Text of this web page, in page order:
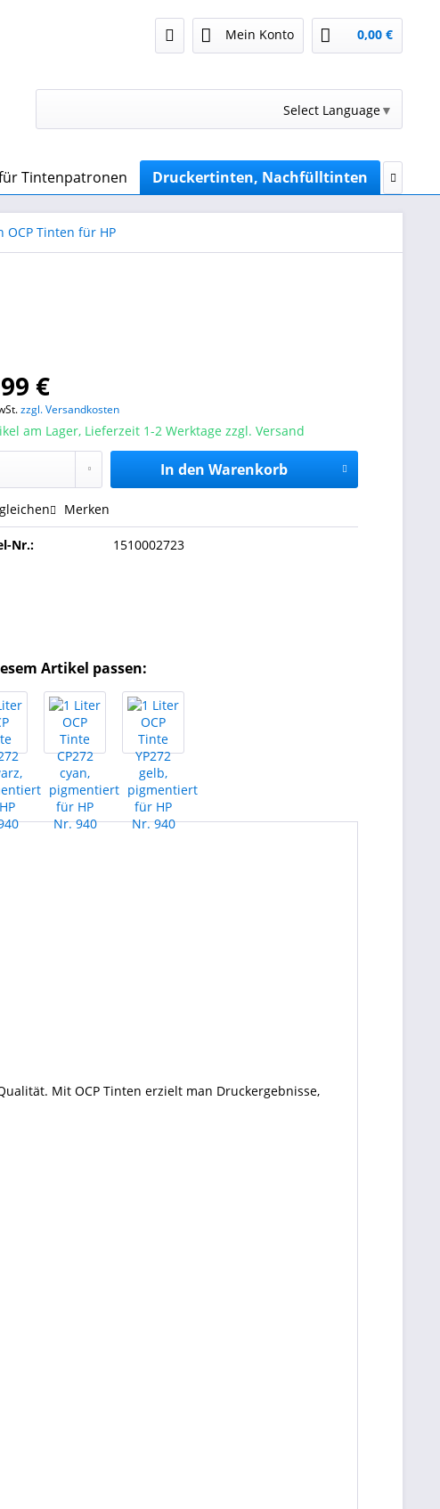
Mein Konto 0,00 €
Select Language▼
Tintenpatronen Druckertinten, Nachfülltinten 
OCP Tinten für HP
€
zzgl. Versandkosten
am Lager, Lieferzeit 1-2 Werktage zzgl. Versand
In den Warenkorb
Merken
Nr.: 1510002723
Artikel passen:
Mit OCP Tinten erzielt man Druckergebnisse,